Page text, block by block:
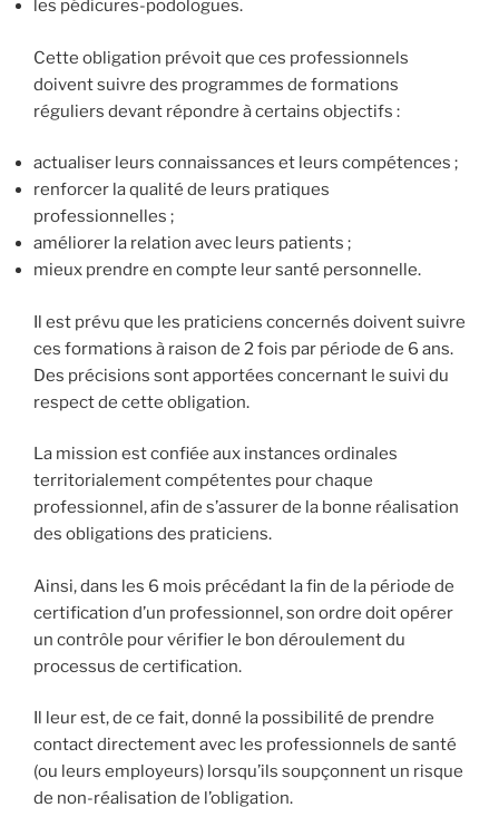
les pédicures-podologues.
Cette obligation prévoit que ces professionnels
doivent suivre des programmes de formations
réguliers devant répondre à certains objectifs :
actualiser leurs connaissances et leurs compétences ;
renforcer la qualité de leurs pratiques
professionnelles ;
améliorer la relation avec leurs patients ;
mieux prendre en compte leur santé personnelle.
Il est prévu que les praticiens concernés doivent suivre
ces formations à raison de 2 fois par période de 6 ans.
Des précisions sont apportées concernant le suivi du
respect de cette obligation.
La mission est confiée aux instances ordinales
territorialement compétentes pour chaque
professionnel, afin de s’assurer de la bonne réalisation
des obligations des praticiens.
Ainsi, dans les 6 mois précédant la fin de la période de
certification d’un professionnel, son ordre doit opérer
un contrôle pour vérifier le bon déroulement du
processus de certification.
Il leur est, de ce fait, donné la possibilité de prendre
contact directement avec les professionnels de santé
(ou leurs employeurs) lorsqu’ils soupçonnent un risque
de non-réalisation de l’obligation.